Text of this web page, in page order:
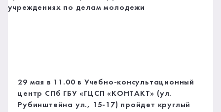
29 мая в 11.00 в Учебно-консультационный
центр СПб ГБУ «ГЦСП «КОНТАКТ» (ул.
Рубинштейна ул., 15-17) пройдет круглый